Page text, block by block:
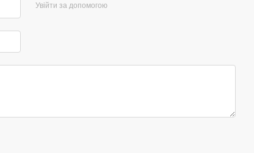
Увійти за допомогою